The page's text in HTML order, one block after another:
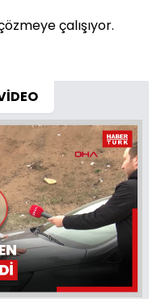
çalışıyor.